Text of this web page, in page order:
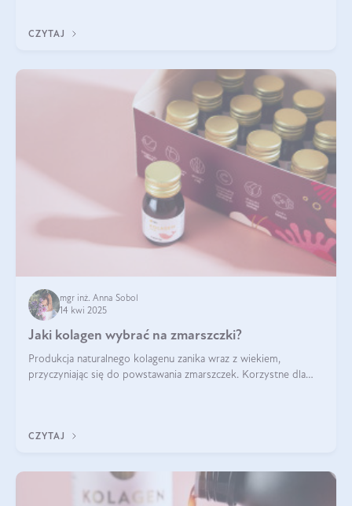
bardziej biodostępny
CZYTAJ
mgr inż. Anna Sobol
14 kwi 2025
Jaki kolagen wybrać na zmarszczki?
Produkcja naturalnego kolagenu zanika wraz z wiekiem,
przyczyniając się do powstawania zmarszczek. Korzystne dla
CZYTAJ